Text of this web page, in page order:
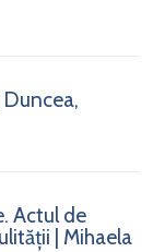
Actul de
| Mihaela